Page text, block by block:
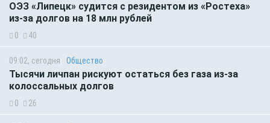
ОЭЗ «Липецк» судится с резидентом из «Ростеха»
из-за долгов на 18 млн рублей
0 40
09:02, сегодня Общество
Тысячи личпан рискуют остаться без газа из-за
колоссальных долгов
0 26